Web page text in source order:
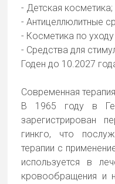
- Детская косметика;
- Антицеллюлитные
- Косметика по
- Средства для
Годен до 10.2027
Современная
В 1965 году в
зарегистрирован
гинкго, что
терапии с
используется в
кровообращения и